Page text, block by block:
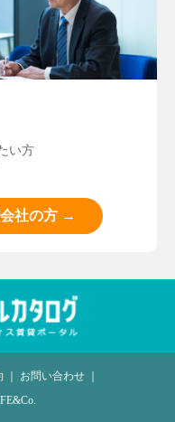
い方
社の方 →
｜ お問い合わせ ｜